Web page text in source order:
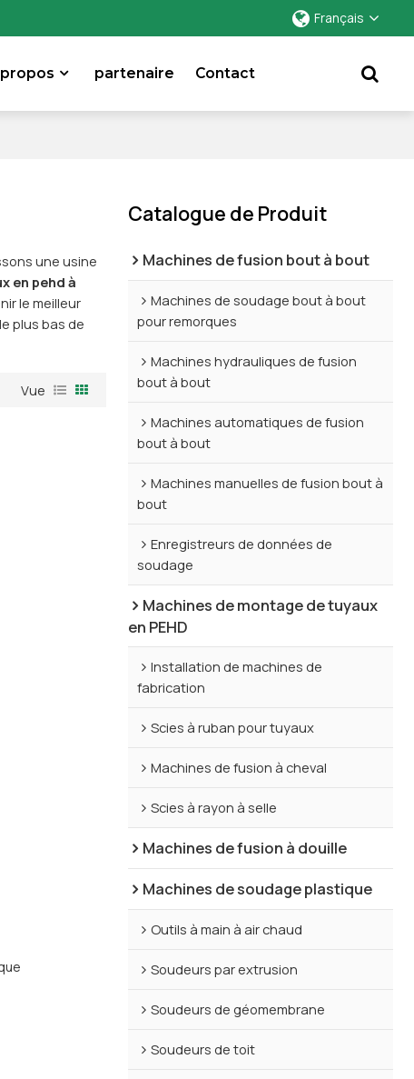
Français
partenaire Contact
une usine
en pehd à
le meilleur
plus bas de
Vue
Catalogue de Produit
Machines de fusion bout à bout
Machines de soudage bout à bout
pour remorques
Machines hydrauliques de fusion
bout à bout
Machines automatiques de fusion
bout à bout
Machines manuelles de fusion bout à
bout
Enregistreurs de données de
soudage
Machines de montage de tuyaux
en PEHD
Installation de machines de
fabrication
Scies à ruban pour tuyaux
Machines de fusion à cheval
Scies à rayon à selle
Machines de fusion à douille
Machines de soudage plastique
Outils à main à air chaud
Soudeurs par extrusion
Soudeurs de géomembrane
Soudeurs de toit